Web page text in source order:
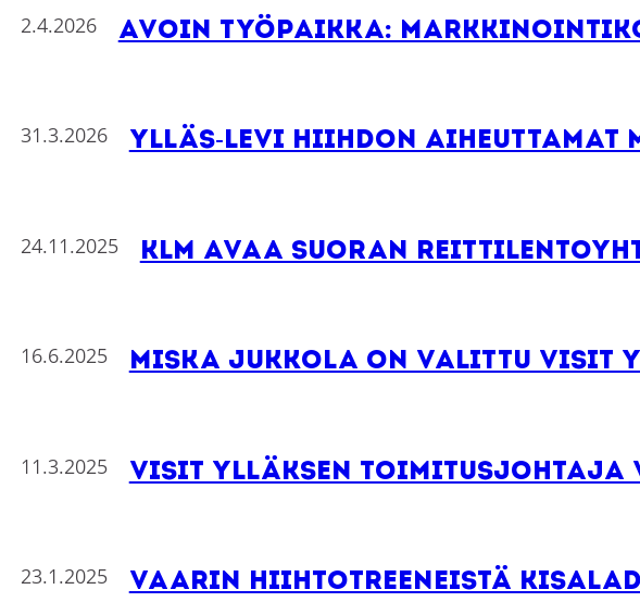
2.4.2026 AVOIN TYÖPAIKKA:
31.3.2026 Ylläs-Levi Hiihdon
24.11.2025 KLM avaa suoran
16.6.2025 Miska Jukkola on valittu Visit
11.3.2025 Visit Ylläksen toimitusjohtaja
23.1.2025 Vaarin hiihtotreeneistä